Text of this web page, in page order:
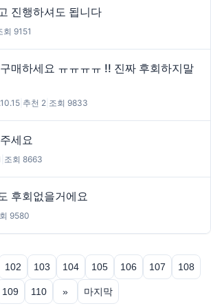
진행하셔도 됩니다
회 9151
매하세요 ㅠㅠㅠㅠ !! 진짜 후회하지말
추천 2 조회 9833
세요
조회 8663
후회없을거에요
9580
102 103 104 105 106 107 108
109 110 » 마지막